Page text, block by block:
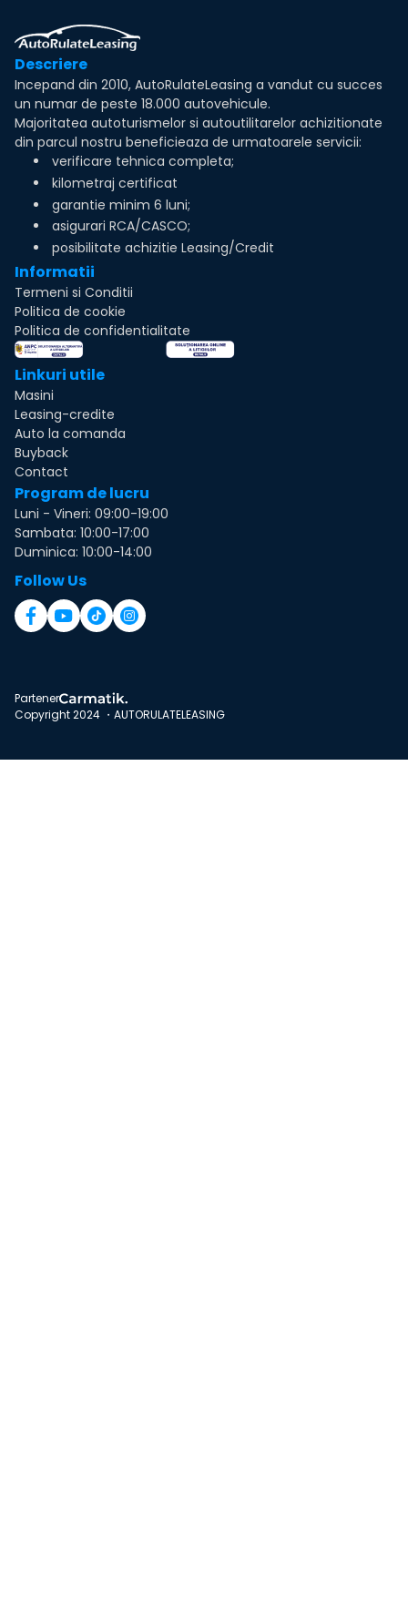
Descriere
Incepand din 2010, AutoRulateLeasing a vandut cu succes
un numar de peste 18.000 autovehicule.
Majoritatea autoturismelor si autoutilitarelor achizitionate
din parcul nostru beneficieaza de urmatoarele servicii:
verificare tehnica completa;
kilometraj certificat
garantie minim 6 luni;
asigurari RCA/CASCO;
posibilitate achizitie Leasing/Credit
Informatii
Termeni si Conditii
Politica de cookie
Politica de confidentialitate
Linkuri utile
Masini
Leasing-credite
Auto la comanda
Buyback
Contact
Program de lucru
Luni - Vineri: 09:00-19:00
Sambata: 10:00-17:00
Duminica: 10:00-14:00
Follow Us
Partener
Copyright 2024 ・AUTORULATELEASING